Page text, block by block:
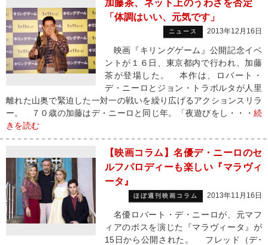
加藤茶、ネット上のうわさを否定
「体調はいい、元気です」
ニュース 2013年12月16日
映画『キリングゲーム』公開記念イベ
ントが１６日、東京都内で行われ、加藤
茶が登場した。 本作は、ロバート・
デ・ニーロとジョン・トラボルタが人里
離れた山奥で緊迫した一対一の戦いを繰り広げるアクションスリラ
ー。 ７０歳の加藤はデ・ニーロと同じ年。「夜遊びをし・・・ 続
きを読む
【映画コラム】名優デ・ニーロのセ
ルフパロディーも楽しい『マラヴィ
ータ』
ほぼ週刊映画コラム 2013年11月16日
名優ロバート・デ・ニーロが、元マフ
ィアのボスを演じた『マラヴィータ』が
15日から公開された。 フレッド（デ･